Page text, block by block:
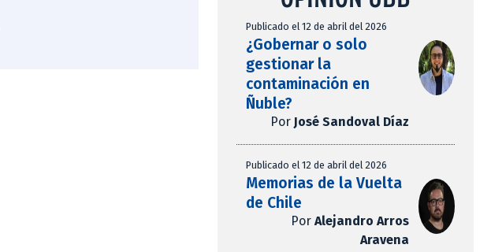
Publicado el 12 de abril del 2026
¿Gobernar o solo
gestionar la
contaminación en
Ñuble?
Por José Sandoval Díaz
Publicado el 12 de abril del 2026
Memorias de la Vuelta
de Chile
Por Alejandro Arros
Aravena